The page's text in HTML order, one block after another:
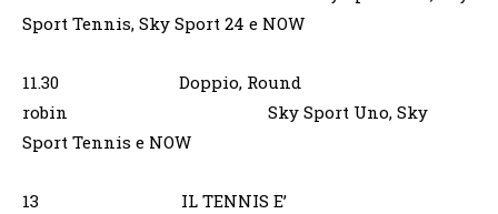
Sport Tennis, Sky Sport 24 e NOW
11.30 Doppio, Round
robin Sky Sport Uno, Sky
Sport Tennis e NOW
13 IL TENNIS E’